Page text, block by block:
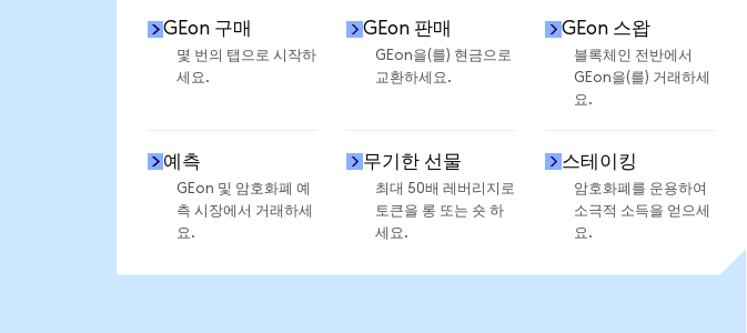
GEon 구매
몇 번의 탭으로 시작하
세요.
GEon 판매
GEon을(를) 현금으로
교환하세요.
GEon 스왑
블록체인 전반에서
GEon을(를) 거래하세
요.
예측
GEon 및 암호화폐 예
측 시장에서 거래하세
요.
무기한 선물
최대 50배 레버리지로
토큰을 롱 또는 숏 하
세요.
스테이킹
암호화폐를 운용하여
소극적 소득을 얻으세
요.